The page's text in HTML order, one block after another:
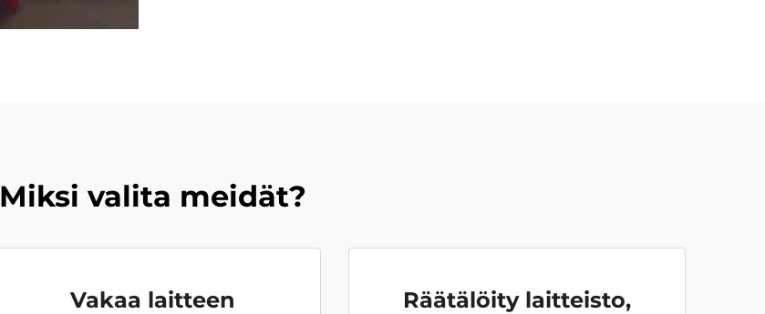
Miksi valita meidät?
Vakaa laitteen
Räätälöity laitteisto,